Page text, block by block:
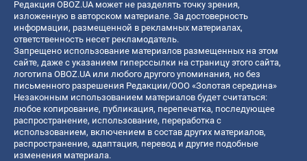
Редакция OBOZ.UA может не разделять точку зрения,
изложенную в авторском материале. За достоверность
информации, размещенной в рекламных материалах,
ответственность несет рекламодатель.
Запрещено использование материалов размещенных на этом
сайте, даже с указанием гиперссылки на страницу этого сайта,
логотипа OBOZ.UA или любого другого упоминания, но без
письменного разрешения Редакции/ООО «Золотая середина»
Незаконным использованием материалов будет считаться:
любое копирование, публикация, перепечатка, последующее
распространение, использование, переработка с
использованием, включением в состав других материалов,
распространение, адаптация, перевод и другие подобные
изменения материала.